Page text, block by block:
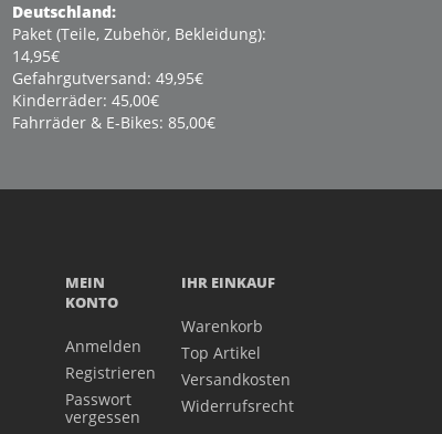
Deutschland:
Paket (Teile, Zubehör, Bekleidung):
14,95€
Gefahrgutversand: 49,95€
Kinderräder: 45,00€
Fahrräder & E-Bikes: 85,00€
MEIN
KONTO
Anmelden
Registrieren
Passwort
vergessen
IHR EINKAUF
Warenkorb
Top Artikel
Versandkosten
Widerrufsrecht